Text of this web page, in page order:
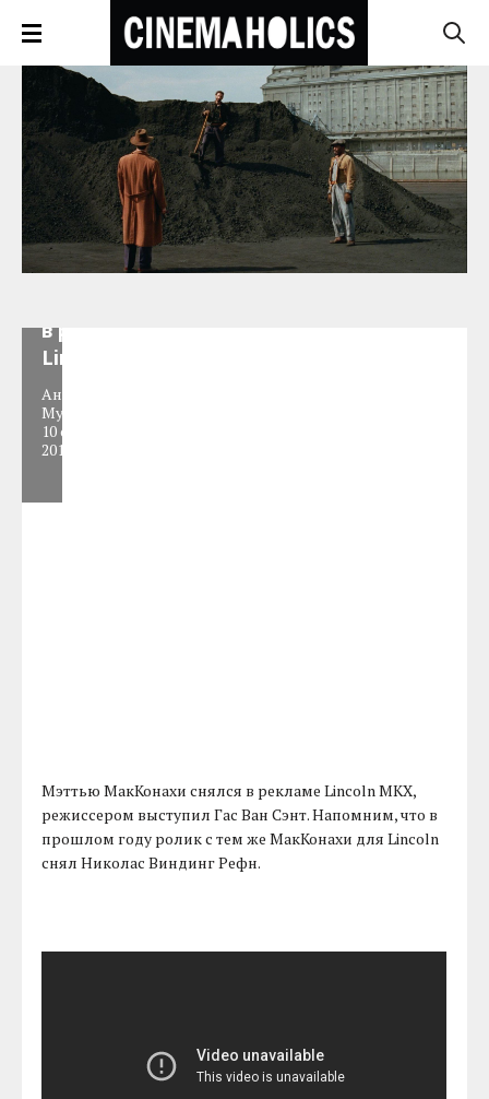
в рекламе
Lincoln
Анастасия
Муяссарова
10 сентября
2015
Мэттью МакКонахи снялся в рекламе Lincoln MKX,
режиссером выступил Гас Ван Сэнт. Напомним, что в
прошлом году ролик с тем же МакКонахи для Lincoln
снял Николас Виндинг Рефн.